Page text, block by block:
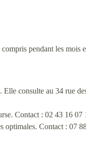
pendant les mois
consulte au 34 rue
Contact : 02 43 16 07
optimales. Contact : 07